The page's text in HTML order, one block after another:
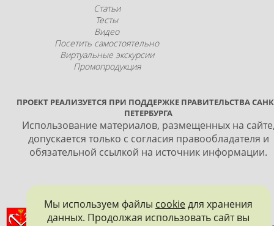
Статьи
Тесты
Видео
Посетить самостоятельно
Виртуальные экскурсии
Промопродукция
ПРОЕКТ РЕАЛИЗУЕТСЯ ПРИ ПОДДЕРЖКЕ ПРАВИТЕЛЬСТВА
ПЕТЕРБУРГА
Использование материалов, размещенных на
допускается только с согласия правообладателя и
обязательной ссылкой на источник информации.
ПРАВИТЕЛЬСТВО САНКТ-ПЕТЕРБУРГА
Мы используем файлы cookieдля хранения
данных. Продолжая использовать сайт вы